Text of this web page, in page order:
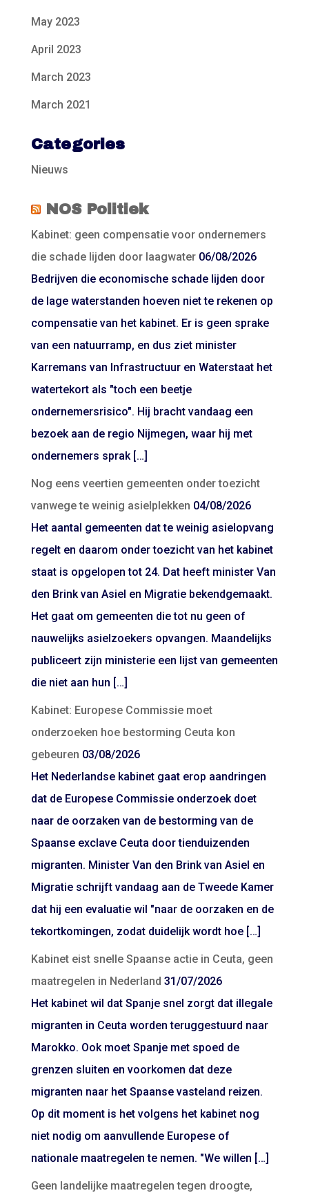
May 2023
April 2023
March 2023
March 2021
Categories
Nieuws
NOS Politiek
Kabinet: geen compensatie voor ondernemers
die schade lijden door laagwater 06/08/2026
Bedrijven die economische schade lijden door
de lage waterstanden hoeven niet te rekenen op
compensatie van het kabinet. Er is geen sprake
van een natuurramp, en dus ziet minister
Karremans van Infrastructuur en Waterstaat het
watertekort als "toch een beetje
ondernemersrisico". Hij bracht vandaag een
bezoek aan de regio Nijmegen, waar hij met
ondernemers sprak […]
Nog eens veertien gemeenten onder toezicht
vanwege te weinig asielplekken 04/08/2026
Het aantal gemeenten dat te weinig asielopvang
regelt en daarom onder toezicht van het kabinet
staat is opgelopen tot 24. Dat heeft minister Van
den Brink van Asiel en Migratie bekendgemaakt.
Het gaat om gemeenten die tot nu geen of
nauwelijks asielzoekers opvangen. Maandelijks
publiceert zijn ministerie een lijst van gemeenten
die niet aan hun […]
Kabinet: Europese Commissie moet
onderzoeken hoe bestorming Ceuta kon
gebeuren 03/08/2026
Het Nederlandse kabinet gaat erop aandringen
dat de Europese Commissie onderzoek doet
naar de oorzaken van de bestorming van de
Spaanse exclave Ceuta door tienduizenden
migranten. Minister Van den Brink van Asiel en
Migratie schrijft vandaag aan de Tweede Kamer
dat hij een evaluatie wil "naar de oorzaken en de
tekortkomingen, zodat duidelijk wordt hoe […]
Kabinet eist snelle Spaanse actie in Ceuta, geen
maatregelen in Nederland 31/07/2026
Het kabinet wil dat Spanje snel zorgt dat illegale
migranten in Ceuta worden teruggestuurd naar
Marokko. Ook moet Spanje met spoed de
grenzen sluiten en voorkomen dat deze
migranten naar het Spaanse vasteland reizen.
Op dit moment is het volgens het kabinet nog
niet nodig om aanvullende Europese of
nationale maatregelen te nemen. "We willen […]
Geen landelijke maatregelen tegen droogte,